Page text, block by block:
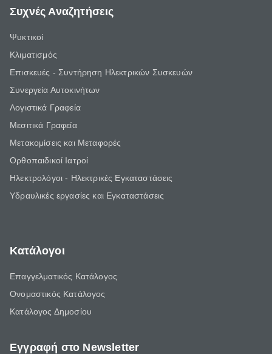
Συχνές Αναζητήσεις
Ψυκτικοί
Κλιματισμός
Επισκευές - Συντήρηση Ηλεκτρικών Συσκευών
Συνεργεία Αυτοκινήτων
Λογιστικά Γραφεία
Μεσιτικά Γραφεία
Μετακομίσεις και Μεταφορές
Ορθοπαιδικοί Ιατροί
Ηλεκτρολόγοι - Ηλεκτρικές Εγκαταστάσεις
Υδραυλικές εργασίες και Εγκαταστάσεις
Κατάλογοι
Επαγγελματικός Κατάλογος
Ονομαστικός Κατάλογος
Κατάλογος Δημοσίου
Εγγραφή στο Newsletter